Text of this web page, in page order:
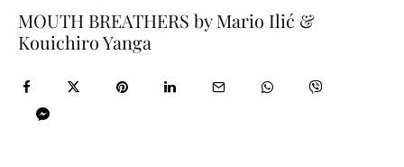
MOUTH BREATHERS by Mario Ilić &
Kouichiro Yanga